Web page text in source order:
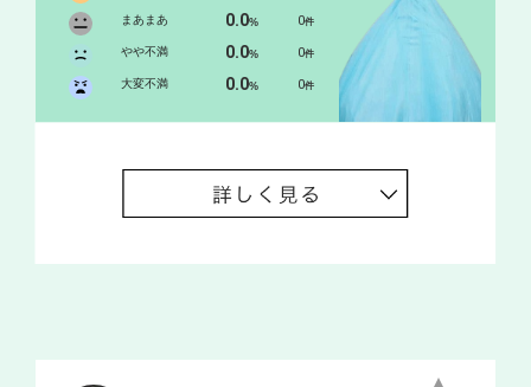
まあまあ 0.0% 0件
やや不満 0.0% 0件
大変不満 0.0% 0件